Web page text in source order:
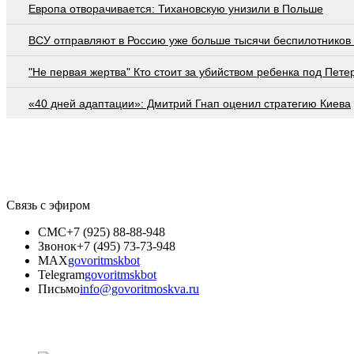
Европа отворачивается: Тихановскую унизили в Польше
ВСУ отправляют в Россию уже больше тысячи беспилотников
"Не первая жертва" Кто стоит за убийством ребенка под
«40 дней адаптации»: Дмитрий Гнап оценил стратегию Киева
Связь с эфиром
СМС+7 (925) 88-88-948
Звонок+7 (495) 73-73-948
MAXgovoritmskbot
Telegramgovoritmskbot
Письмоinfo@govoritmoskva.ru